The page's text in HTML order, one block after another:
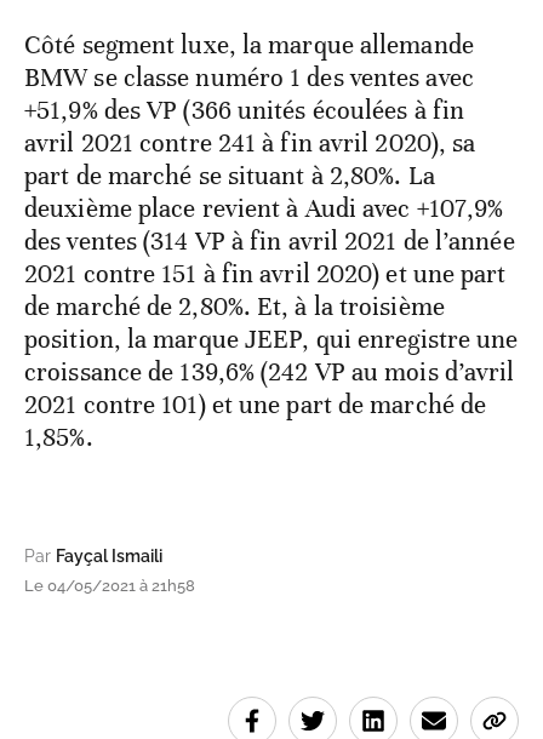
Côté segment luxe, la marque allemande
BMW se classe numéro 1 des ventes avec
+51,9% des VP (366 unités écoulées à fin
avril 2021 contre 241 à fin avril 2020), sa
part de marché se situant à 2,80%. La
deuxième place revient à Audi avec +107,9%
des ventes (314 VP à fin avril 2021 de l’année
2021 contre 151 à fin avril 2020) et une part
de marché de 2,80%. Et, à la troisième
position, la marque JEEP, qui enregistre une
croissance de 139,6% (242 VP au mois d’avril
2021 contre 101) et une part de marché de
1,85%.
Par Fayçal Ismaili
Le 04/05/2021 à 21h58